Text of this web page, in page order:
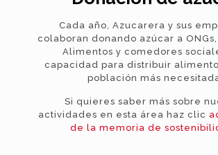
Cada año, Azucarera y sus
colaboran donando azúcar a
Alimentos y comedores
capacidad para distribuir
población más
Si quieres saber más sobre
actividades en esta área haz clic
de la memoria de